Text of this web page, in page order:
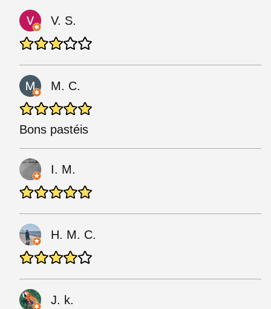
V. S.
M. C.
Bons pastéis
I. M.
H. M. C.
J. k.